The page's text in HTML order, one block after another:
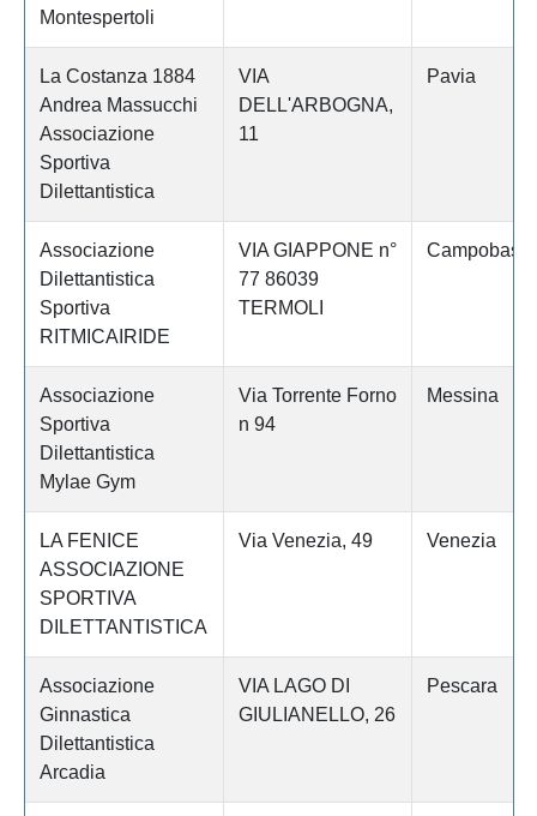
Montespertoli
La Costanza 1884
Andrea Massucchi
Associazione
Sportiva
Dilettantistica
VIA
DELL'ARBOGNA,
11
Pavia
Associazione
Dilettantistica
Sportiva
RITMICAIRIDE
VIA GIAPPONE n°
77 86039
TERMOLI
Associazione
Sportiva
Dilettantistica
Mylae Gym
Via Torrente Forno
n 94
Messina
LA FENICE
ASSOCIAZIONE
SPORTIVA
DILETTANTISTICA
Via Venezia, 49 Venezia
Associazione
Ginnastica
Dilettantistica
Arcadia
VIA LAGO DI
GIULIANELLO, 26
Pescara